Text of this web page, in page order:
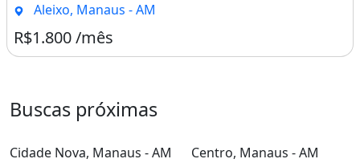
Aleixo, Manaus - AM
R$1.800 /mês
Buscas próximas
Cidade Nova, Manaus - AM
Centro, Manaus - AM